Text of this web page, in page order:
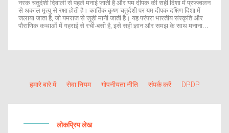
नरक चतुर्दशी दिवाली से पहले मनाई जाती है और यम दीपक की सही दिशा में प्रज्ज्वलन
से अकाल मृत्यु से रक्षा होती है। कार्तिक कृष्ण चतुर्दशी पर यम दीपक दक्षिण दिशा में
जलाया जाता है, जो यमराज से जुड़ी मानी जाती है। यह परंपरा भारतीय संस्कृति और
पौराणिक कथाओं में गहराई से रची-बसी है, इसे सही ज्ञान और समझ के साथ मनाना
हमारे बारे में सेवा नियम गोपनीयता नीति संपर्क करें DPDP
लोकप्रिय लेख